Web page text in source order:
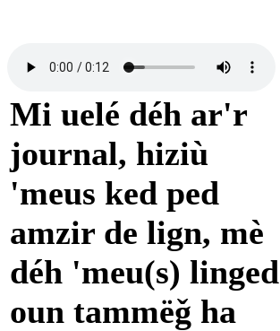
Mi uelé déh ar'r
journal, hiziù
'meus ked ped
amzir de lign, mè
déh 'meu(s) linged
oun tammëǧ ha